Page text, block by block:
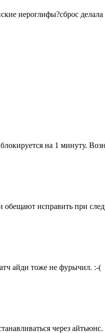
иероглифы?сброс
на 1 минуту.
обещают исправить при
айди тоже не фурычил. :-(
через